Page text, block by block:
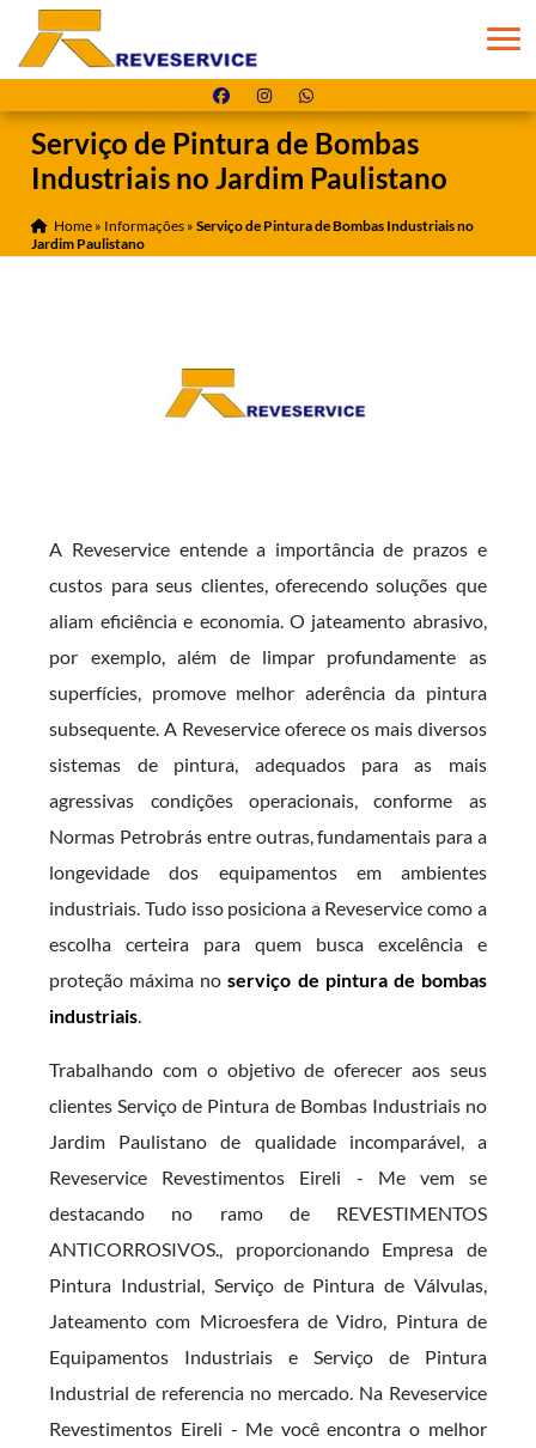
Serviço de Pintura de Bombas
Industriais no Jardim Paulistano
Home » Informações »Serviço de Pintura de Bombas Industriais no
Jardim Paulistano
A Reveservice entende a importância de prazos e
custos para seus clientes, oferecendo soluções que
aliam eficiência e economia. O jateamento abrasivo,
por exemplo, além de limpar profundamente as
superfícies, promove melhor aderência da pintura
subsequente. A Reveservice oferece os mais diversos
sistemas de pintura, adequados para as mais
agressivas condições operacionais, conforme as
Normas Petrobrás entre outras, fundamentais para a
longevidade dos equipamentos em ambientes
industriais. Tudo isso posiciona a Reveservice como a
escolha certeira para quem busca excelência e
proteção máxima noserviço de pintura de bombas
industriais.
Trabalhando com o objetivo de oferecer aos seus
clientes Serviço de Pintura de Bombas Industriais no
Jardim Paulistano de qualidade incomparável, a
Reveservice Revestimentos Eireli - Me vem se
destacando no ramo de REVESTIMENTOS
ANTICORROSIVOS., proporcionando Empresa de
Pintura Industrial, Serviço de Pintura de Válvulas,
Jateamento com Microesfera de Vidro, Pintura de
Equipamentos Industriais e Serviço de Pintura
Industrial de referencia no mercado. Na Reveservice
Revestimentos Eireli - Me você encontra o melhor